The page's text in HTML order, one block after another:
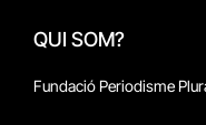
QUI SOM?
Fundació Periodisme